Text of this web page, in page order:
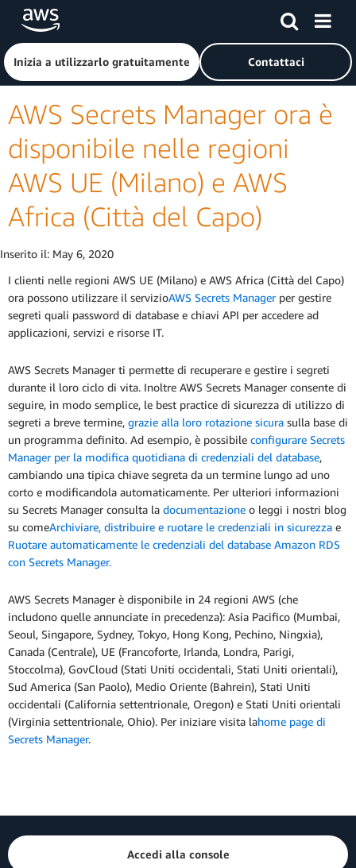
Passa al contenuto principale
Fai clic qui per tornare alla home page di Amazon Web
Inizia a utilizzarlo gratuitamente Contattaci
AWS Secrets Manager ora è
disponibile nelle regioni
AWS UE (Milano) e AWS
Africa (Città del Capo)
Inserito il: May 6, 2020
I clienti nelle regioni AWS UE (Milano) e AWS Africa (Città del Capo)
ora possono utilizzare il servizioAWS Secrets Managerper gestire
segreti quali password di database e chiavi API per accedere ad
applicazioni, servizi e risorse IT.
AWS Secrets Manager ti permette di recuperare e gestire i segreti
durante il loro ciclo di vita. Inoltre AWS Secrets Manager consente di
seguire, in modo semplice, le best practice di sicurezza di utilizzo di
segreti a breve termine, grazie alla loro rotazione sicura sulla base di
un programma definito. Ad esempio, è possibile configurare Secrets
Manager per la modifica quotidiana di credenziali del database,
cambiando una tipica chiave segreta da un termine lungo ad uno
corto e modificandola automaticamente. Per ulteriori informazioni
su Secrets Manager consulta la documentazione o leggi i nostri blog
su comeArchiviare, distribuire e ruotare le credenziali in sicurezza e
Ruotare automaticamente le credenziali del database Amazon RDS
con Secrets Manager.
AWS Secrets Manager è disponibile in 24 regioni AWS (che
includono quelle annunciate in precedenza): Asia Pacifico (Mumbai,
Seoul, Singapore, Sydney, Tokyo, Hong Kong, Pechino, Ningxia),
Canada (Centrale), UE (Francoforte, Irlanda, Londra, Parigi,
Stoccolma), GovCloud (Stati Uniti occidentali, Stati Uniti orientali),
Sud America (San Paolo), Medio Oriente (Bahrein), Stati Uniti
occidentali (California settentrionale, Oregon) e Stati Uniti orientali
(Virginia settentrionale, Ohio). Per iniziare visita lahome page di
Secrets Manager.
Accedi alla console